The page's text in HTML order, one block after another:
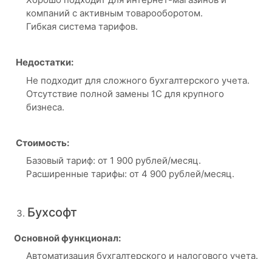
компаний с активным товарооборотом.
Гибкая система тарифов.
Недостатки:
Не подходит для сложного бухгалтерского учета.
Отсутствие полной замены 1С для крупного
бизнеса.
Стоимость:
Базовый тариф: от 1 900 рублей/месяц.
Расширенные тарифы: от 4 900 рублей/месяц.
Бухсофт
Основной функционал:
Автоматизация бухгалтерского и налогового учета.